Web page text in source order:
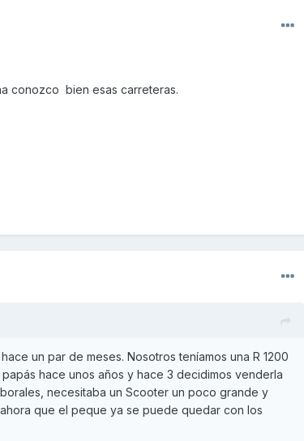
conozco bien esas carreteras.
un par de meses. Nosotros teníamos una R 1200
hace unos años y hace 3 decidimos venderla
necesitaba un Scooter un poco grande y
que el peque ya se puede quedar con los